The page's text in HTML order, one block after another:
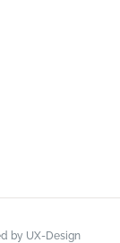
by UX-Design